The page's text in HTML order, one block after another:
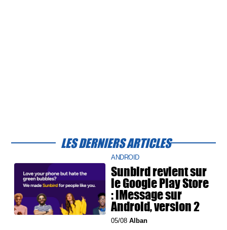
LES DERNIERS ARTICLES
ANDROID
Sunbird revient sur
le Google Play Store
: iMessage sur
Android, version 2
05/08Alban